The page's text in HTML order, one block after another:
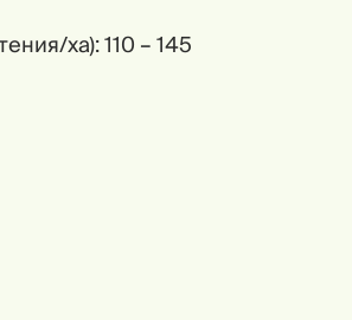
xa): 110 – 145